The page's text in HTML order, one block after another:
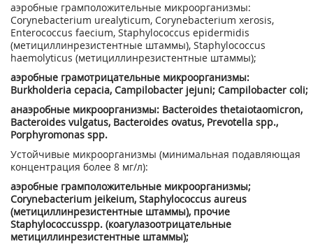
аэробные грамположительные микроорганизмы:
Corynebacterium urealyticum, Corynebacterium xerosis,
Enterococcus faecium, Staphylococcus epidermidis
(метициллинрезистентные штаммы), Staphylococcus
haemolyticus (метициллинрезистентные штаммы);
аэробные грамотрицательные микроорганизмы:
Burkholderia cepacia, Campilobacter jejuni; Campilobacter coli;
анаэробные микроорганизмы: Bacteroides thetaiotaomicron,
Bacteroides vulgatus, Bacteroides ovatus, Prevotella spp.,
Porphyromonas spp.
Устойчивые микроорганизмы (минимальная подавляющая
концентрация более 8 мг/л):
аэробные грамположительные микроорганизмы;
Corynebacterium jeikeium, Staphylococcus aureus
(метициллинрезистентные штаммы), прочие
Staphylococcusspp. (коагулазоотрицательные
метициллинрезистентные штаммы);